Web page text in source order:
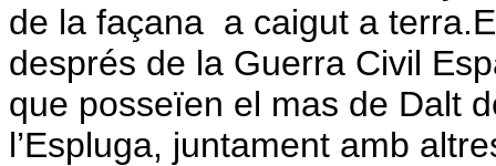
de la façana a caigut a terra.
després de la Guerra Civil
que posseïen el mas de Dalt
l’Espluga, juntament amb